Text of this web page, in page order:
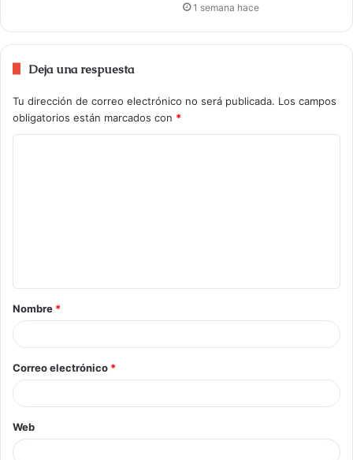
1 semana hace
Deja una respuesta
Tu dirección de correo electrónico no será publicada. Los campos
obligatorios están marcados con *
Nombre *
Correo electrónico *
Web